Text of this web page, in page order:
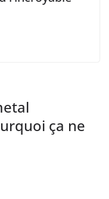
ça ne